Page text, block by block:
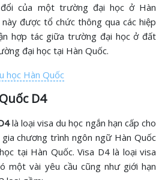
của một trường đại học ở Hàn
được tổ chức thông qua các hiệp
hợp tác giữa trường đại học ở đất
đại học tại Hàn Quốc.
học Hàn Quốc
D4
là loại visa du học ngắn hạn cấp cho
chương trình ngôn ngữ Hàn Quốc
tại Hàn Quốc. Visa D4 là loại visa
một vài yêu cầu cũng như giới hạn